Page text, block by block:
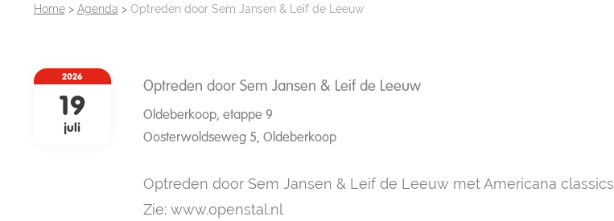
Home> Agenda > Optreden door Sem Jansen & Leif de Leeuw
2026
19
juli
Optreden door Sem Jansen & Leif de Leeuw
Oldeberkoop, etappe 9
Oosterwoldseweg 5, Oldeberkoop
Optreden door Sem Jansen & Leif de Leeuw met Americana classics
Zie: www.openstal.nl